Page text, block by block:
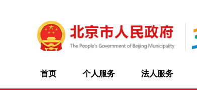
首页 个人服务 法人服务